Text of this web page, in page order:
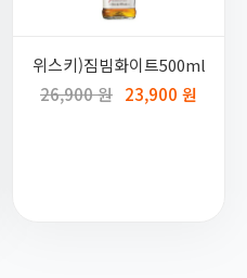
위스키)짐빔화이트500ml
26,900 원 23,900 원